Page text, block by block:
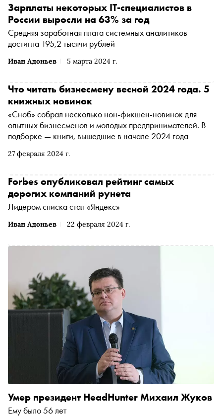
Иван Адоньев 5 марта 2024 г.
Зарплаты некоторых IT-специалистов в
России выросли на 63% за год
Средняя заработная плата системных аналитиков
достигла 195,2 тысячи рублей
27 февраля 2024 г.
Что читать бизнесмену весной 2024 года. 5
книжных новинок
«Сноб» собрал несколько нон-фикшен-новинок для
опытных бизнесменов и молодых предпринимателей. В
подборке — книги, вышедшие в начале 2024 года
Иван Адоньев 22 февраля 2024 г.
Forbes опубликовал рейтинг самых
дорогих компаний рунета
Лидером списка стал «Яндекс»
Умер президент HeadHunter Михаил Жуков
Ему было 56 лет